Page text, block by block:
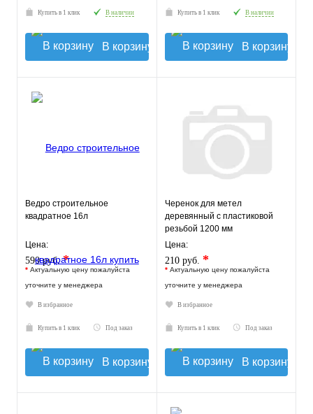
Купить в 1 клик В наличии
В корзину
Купить в 1 клик В наличии
В корзину
Ведро строительное
квадратное 16л
Цена:
590 руб.*
* Актуальную цену пожалуйста
уточните у менеджера
В избранное
Купить в 1 клик Под заказ
В корзину
Черенок для метел
деревянный с пластиковой
резьбой 1200 мм
Цена:
210 руб. *
* Актуальную цену пожалуйста
уточните у менеджера
В избранное
Купить в 1 клик Под заказ
В корзину